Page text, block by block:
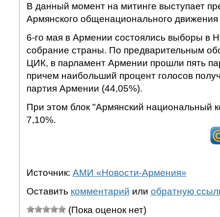
В данный момент на митинге выступает
Армянского общенационального
6-го мая в Армении состоялись выборы в
собрание страны. По предварительным
ЦИК, в парламент Армении прошли пять
причем наибольший процент голосов
партия Армении (44,05%).
При этом блок "Армянский национальный
7,10%.
Источник: АМИ «Новости-Армения»
Оставить комментарий или обратную
(Пока оценок нет)